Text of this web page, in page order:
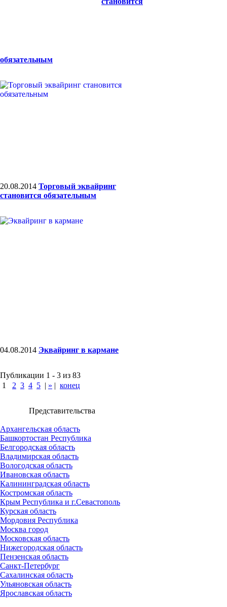
обязательным
20.08.2014 Торговый эквайринг
становится обязательным
04.08.2014 Эквайринг в кармане
Публикации 1 - 3 из 83
1
2 3 4 5 | » | конец
Представительства
Архангельская область
Башкортостан Республика
Белгородская область
Владимирская область
Вологодская область
Ивановская область
Калининградская область
Костромская область
Крым Республика и г.Севастополь
Курская область
Мордовия Республика
Москва город
Московская область
Нижегородская область
Пензенская область
Санкт-Петербург
Сахалинская область
Ульяновская область
Ярославская область